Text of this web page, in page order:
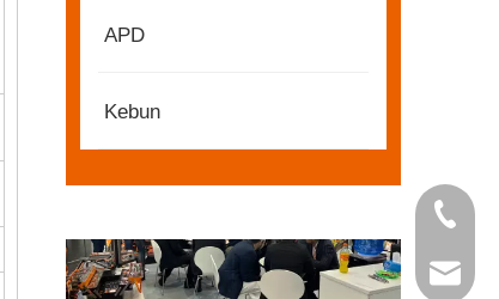
APD
Kebun
+86 21